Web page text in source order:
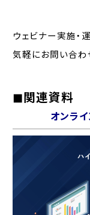
ウェビナー実施・
気軽にお問い合わ
◼︎関連資料
オンラ